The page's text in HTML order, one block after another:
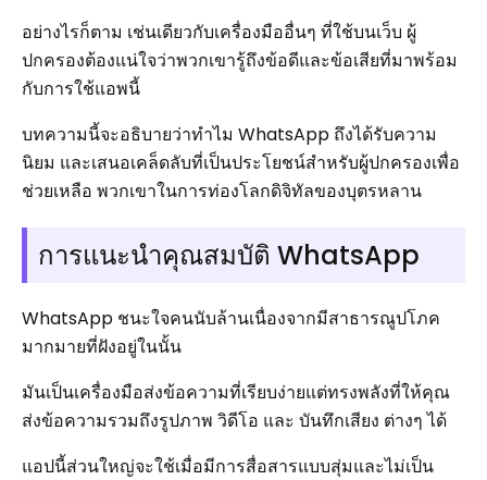
อย่างไรก็ตาม เช่นเดียวกับเครื่องมืออื่นๆ ที่ใช้บนเว็บ ผู้
ปกครองต้องแน่ใจว่าพวกเขารู้ถึงข้อดีและข้อเสียที่มาพร้อม
กับการใช้แอพนี้
บทความนี้จะอธิบายว่าทำไม WhatsApp ถึงได้รับความ
นิยม และเสนอเคล็ดลับที่เป็นประโยชน์สำหรับผู้ปกครองเพื่อ
ช่วยเหลือ พวกเขาในการท่องโลกดิจิทัลของบุตรหลาน
การแนะนำคุณสมบัติ WhatsApp
WhatsApp ชนะใจคนนับล้านเนื่องจากมีสาธารณูปโภค
มากมายที่ฝังอยู่ในนั้น
มันเป็นเครื่องมือส่งข้อความที่เรียบง่ายแต่ทรงพลังที่ให้คุณ
ส่งข้อความรวมถึงรูปภาพ วิดีโอ และ บันทึกเสียง ต่างๆ ได้
แอปนี้ส่วนใหญ่จะใช้เมื่อมีการสื่อสารแบบสุ่มและไม่เป็น